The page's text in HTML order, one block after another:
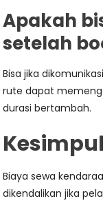
Apakah
setelah
Bisa jika
rute dapat
durasi bertambah.
Biaya sewa
dikendalikan jika